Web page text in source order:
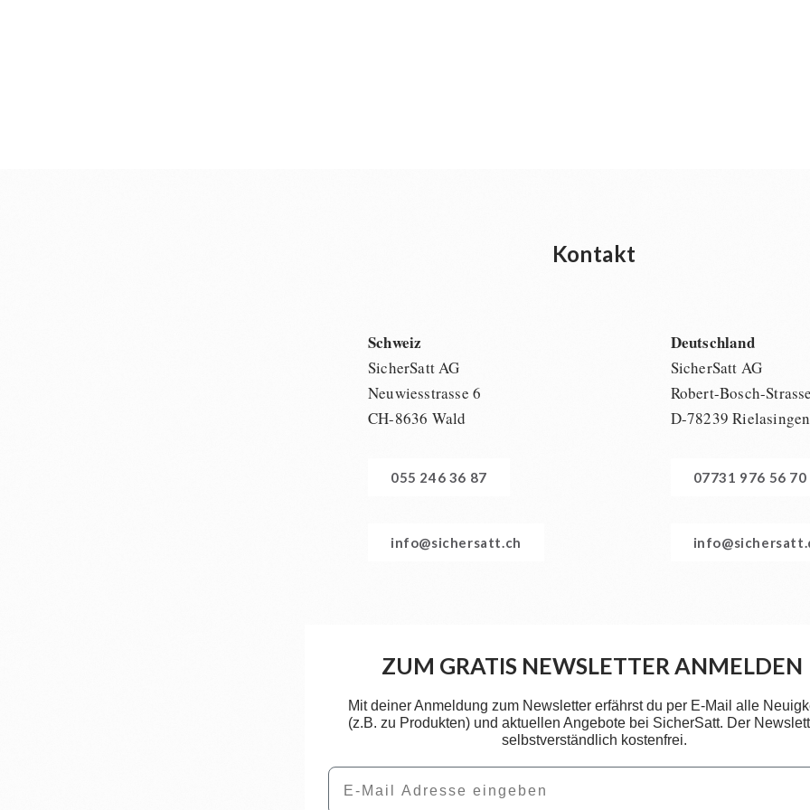
Kontakt
Schweiz
SicherSatt AG
Neuwiesstrasse 6
CH-8636 Wald
055 246 36 87
info@sichersatt.ch
Deutschland
SicherSatt AG
Robert-Bosch-
D-78239 Rielasingen
07731 976 56 70
ZUM GRATIS NEWSLETTER ANMELDEN
Mit deiner Anmeldung zum Newsletter erfährst du per E-Mail alle
(z.B. zu Produkten) und aktuellen Angebote bei SicherSatt. Der
selbstverständlich kostenfrei.
Email